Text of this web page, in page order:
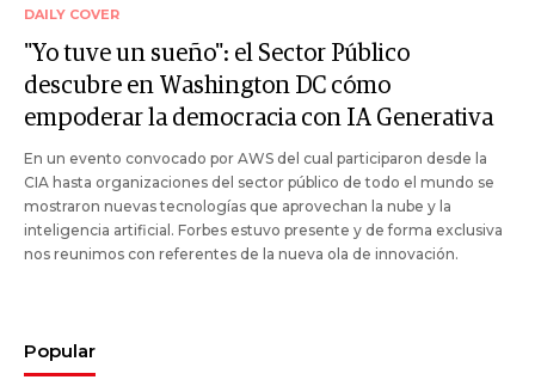
DAILY COVER
"Yo tuve un sueño": el Sector Público
descubre en Washington DC cómo
empoderar la democracia con IA Generativa
En un evento convocado por AWS del cual participaron desde la
CIA hasta organizaciones del sector público de todo el mundo se
mostraron nuevas tecnologías que aprovechan la nube y la
inteligencia artificial. Forbes estuvo presente y de forma exclusiva
nos reunimos con referentes de la nueva ola de innovación.
Popular